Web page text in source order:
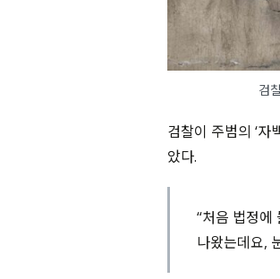
검
검찰이 주범의 ‘
았다.
“처음 법정
나왔는데요,